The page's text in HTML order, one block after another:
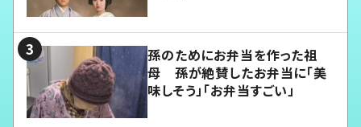
孫のためにお弁当を作った祖
母 孫が絶賛したお弁当に「美
味しそう」「お弁当すごい」